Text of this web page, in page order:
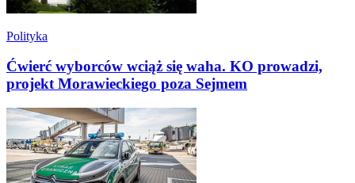
Polityka
Ćwierć wyborców wciąż się waha. KO prowadzi,
projekt Morawieckiego poza Sejmem